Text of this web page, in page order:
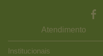
Atendimento
Institucionais